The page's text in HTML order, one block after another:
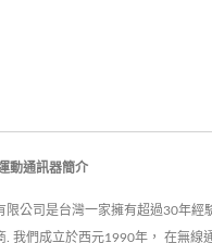
動通訊器簡介
限公司是台灣一家擁有超過30年經
. 我們成立於西元1990年， 在無線